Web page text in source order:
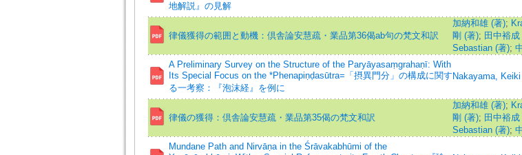
地解説』の見解
律儀獲得の範囲と動機：倶舎論安慧疏・業品第36偈ab句の梵文和訳
加納和雄 (著);
剛 (著); 田中裕成
Sebastian (著);
A Preliminary Survey on the Structure of the Paryāyasaṃgrahaṇī: With
Its Special Focus on the *Phenapiṇḍasūtra=「摂異門分」の構成に関す
る一考察：『泡沫経』を例に
Nakayama,
律儀の獲得：倶舎論安慧疏・業品第35偈の梵文和訳
加納和雄 (著);
剛 (著); 田中裕成
Sebastian (著);
Mundane Path and Nirvāṇa in the Śrāvakabhūmi of the